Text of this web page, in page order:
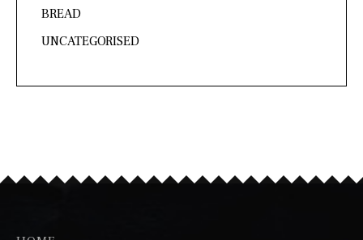
BREAD
UNCATEGORISED